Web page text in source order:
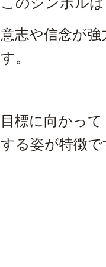
意志や信念が
す。
目標に向かっ
する姿が特徴で